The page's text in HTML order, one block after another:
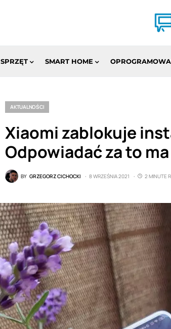
SPRZĘT SMART HOME
AKTUALNOŚCI
Xiaomi zablokuje
Odpowiadać za to ma
BY GRZEGORZ CICHOCKI 8 WRZEŚNIA 2021 2 MINUTE